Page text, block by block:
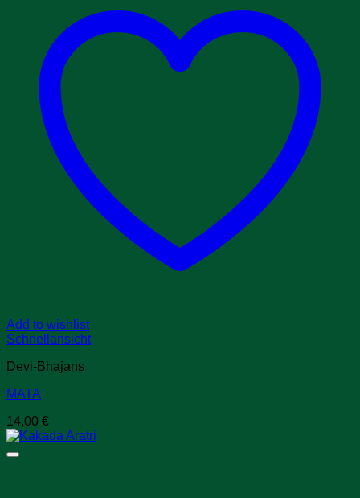
Add to wishlist
Schnellansicht
Devi-Bhajans
MATA
14,00 €